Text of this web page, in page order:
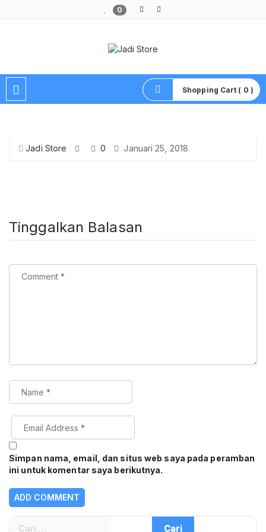
0
Shopping Cart ( 0 )
Jadi Store 0 Januari 25, 2018
Tinggalkan Balasan
Simpan nama, email, dan situs web saya pada peramban
ini untuk komentar saya berikutnya.
Cari